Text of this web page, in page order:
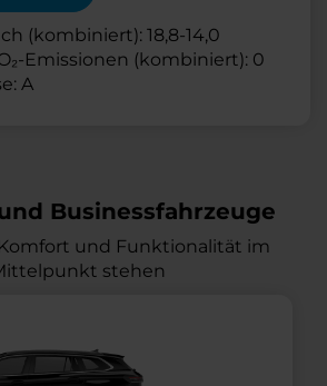
(kombiniert): 18,8-14,0
Emissionen (kombiniert): 0
A
Businessfahrzeuge
und Funktionalität im
stehen